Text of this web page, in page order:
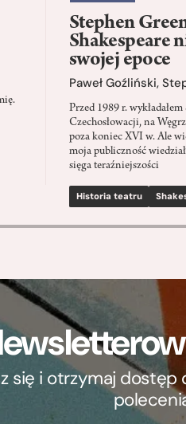
Stephen
Shakespeare
swojej epoce
Paweł Goźliński,
Przed 1989 r.
Czechosłowacji, na
poza koniec XVI w. Ale
moja publiczność
sięga teraźniejszości
Historia teatru
się i otrzymaj